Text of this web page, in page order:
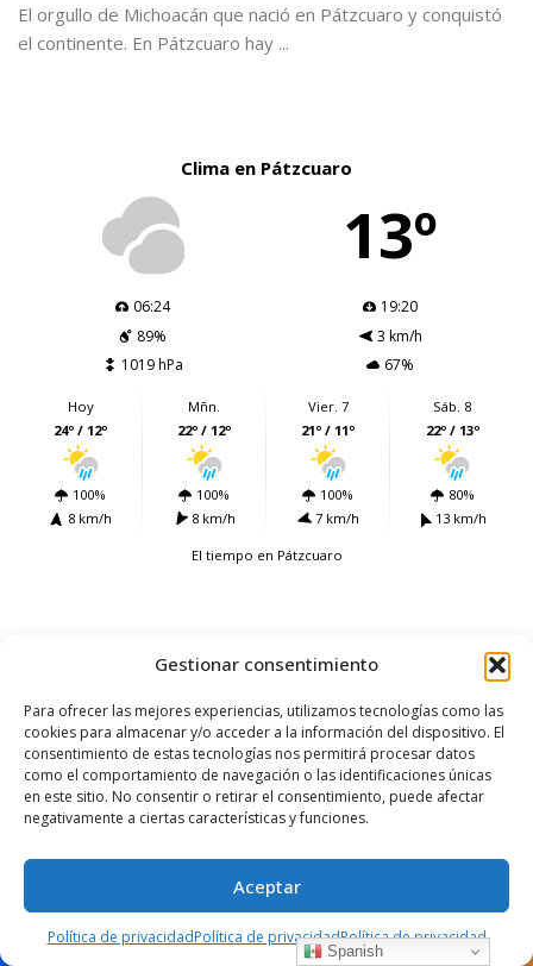
Gestionar consentimiento
Para ofrecer las mejores experiencias, utilizamos tecnologías como las
cookies para almacenar y/o acceder a la información del dispositivo. El
consentimiento de estas tecnologías nos permitirá procesar datos
como el comportamiento de navegación o las identificaciones únicas
en este sitio. No consentir o retirar el consentimiento, puede afectar
negativamente a ciertas características y funciones.
Aceptar
Política de privacidadPolítica de privacidadPolítica de privacidad
El orgullo de Michoacán que nació en Pátzcuaro y conquistó
el continente. En Pátzcuaro hay ...
Clima en Pátzcuaro
13º
06:24
19:20
89%
3 km/h
1019 hPa
67%
Hoy
24º / 12º
100%
8 km/h
Mñn.
22º / 12º
100%
8 km/h
Vier. 7
21º / 11º
100%
7 km/h
Sáb. 8
22º / 13º
80%
13 km/h
El tiempo en Pátzcuaro
FACEBOOK
98.9K+ Likes
TWITTER
946 Followers
Spanish